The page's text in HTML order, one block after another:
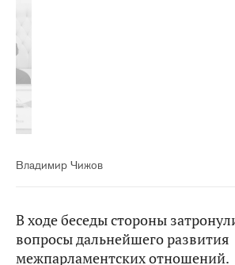
Владимир Чижов
В ходе беседы стороны
вопросы дальнейшего развития
межпарламентских отношений.